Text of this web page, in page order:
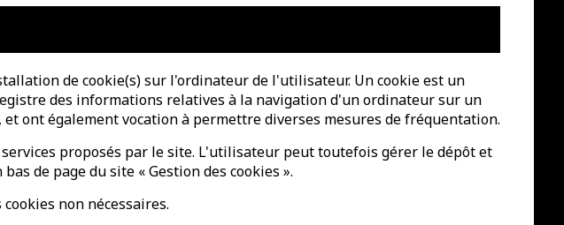
de cookie(s) sur l'ordinateur de l'utilisateur. Un cookie est un
des informations relatives à la navigation d'un ordinateur sur un
ont également vocation à permettre diverses mesures de fréquentation.
proposés par le site. L'utilisateur peut toutefois gérer le dépôt et
de page du site « Gestion des cookies ».
non nécessaires.